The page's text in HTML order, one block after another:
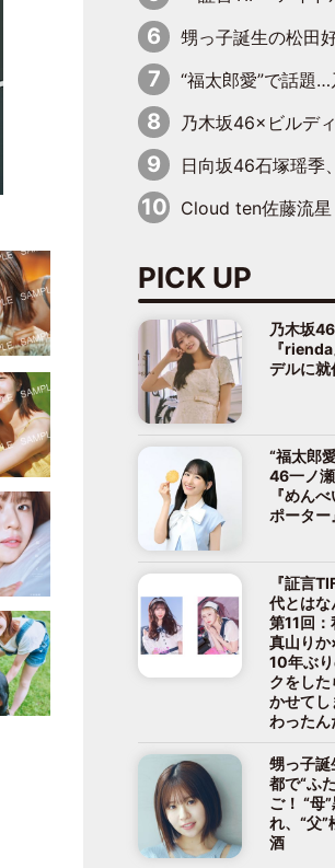
甥っ子誕生の松田好花、京都で“ふたつの家族”をはしご！ “
“福太郎愛”で話題…乃木坂46一ノ瀬美空、地元福岡『め
乃木坂46×ビルディバイドTCG Vol.2公開 賀喜遥香
日向坂46石塚瑶季、東京ドームで“観戦バレ”！ ナイツ・塙も認めた「巨人に
Cloud ten佐藤流星「成長できる余地がたくさん」、
PICK UP
乃木坂
『
デルに就
“福太郎
46一ノ
『めん
ポータ
『証言
代とはな
第11回：
真山り
10年ぶ
クをした
かせてし
わったん
甥っ子誕
都で“ふ
ご！ “母
れ、“父
酒